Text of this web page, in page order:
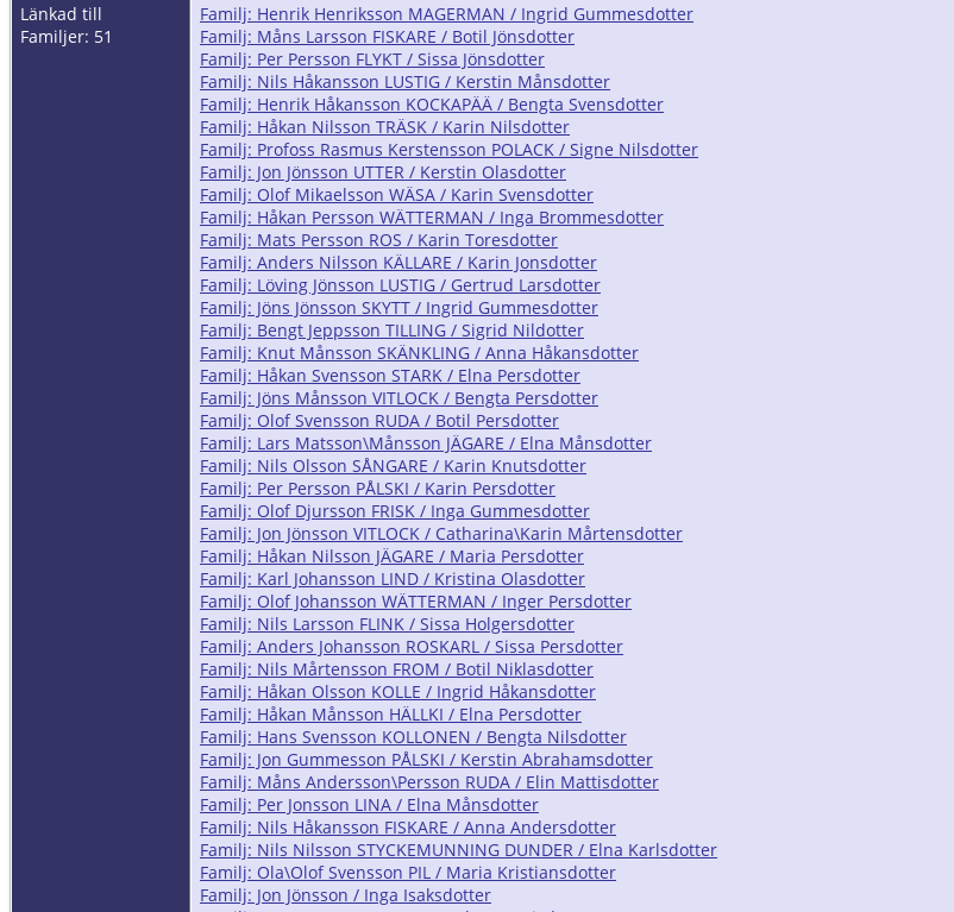
Länkad till
Familjer: 51
Familj: Henrik Henriksson MAGERMAN / Ingrid Gummesdotter
Familj: Måns Larsson FISKARE / Botil Jönsdotter
Familj: Per Persson FLYKT / Sissa Jönsdotter
Familj: Nils Håkansson LUSTIG / Kerstin Månsdotter
Familj: Henrik Håkansson KOCKAPÄÄ / Bengta Svensdotter
Familj: Håkan Nilsson TRÄSK / Karin Nilsdotter
Familj: Profoss Rasmus Kerstensson POLACK / Signe Nilsdotter
Familj: Jon Jönsson UTTER / Kerstin Olasdotter
Familj: Olof Mikaelsson WÄSA / Karin Svensdotter
Familj: Håkan Persson WÄTTERMAN / Inga Brommesdotter
Familj: Mats Persson ROS / Karin Toresdotter
Familj: Anders Nilsson KÄLLARE / Karin Jonsdotter
Familj: Löving Jönsson LUSTIG / Gertrud Larsdotter
Familj: Jöns Jönsson SKYTT / Ingrid Gummesdotter
Familj: Bengt Jeppsson TILLING / Sigrid Nildotter
Familj: Knut Månsson SKÄNKLING / Anna Håkansdotter
Familj: Håkan Svensson STARK / Elna Persdotter
Familj: Jöns Månsson VITLOCK / Bengta Persdotter
Familj: Olof Svensson RUDA / Botil Persdotter
Familj: Lars Matsson\Månsson JÄGARE / Elna Månsdotter
Familj: Nils Olsson SÅNGARE / Karin Knutsdotter
Familj: Per Persson PÅLSKI / Karin Persdotter
Familj: Olof Djursson FRISK / Inga Gummesdotter
Familj: Jon Jönsson VITLOCK / Catharina\Karin Mårtensdotter
Familj: Håkan Nilsson JÄGARE / Maria Persdotter
Familj: Karl Johansson LIND / Kristina Olasdotter
Familj: Olof Johansson WÄTTERMAN / Inger Persdotter
Familj: Nils Larsson FLINK / Sissa Holgersdotter
Familj: Anders Johansson ROSKARL / Sissa Persdotter
Familj: Nils Mårtensson FROM / Botil Niklasdotter
Familj: Håkan Olsson KOLLE / Ingrid Håkansdotter
Familj: Håkan Månsson HÄLLKI / Elna Persdotter
Familj: Hans Svensson KOLLONEN / Bengta Nilsdotter
Familj: Jon Gummesson PÅLSKI / Kerstin Abrahamsdotter
Familj: Måns Andersson\Persson RUDA / Elin Mattisdotter
Familj: Per Jonsson LINA / Elna Månsdotter
Familj: Nils Håkansson FISKARE / Anna Andersdotter
Familj: Nils Nilsson STYCKEMUNNING DUNDER / Elna Karlsdotter
Familj: Ola\Olof Svensson PIL / Maria Kristiansdotter
Familj: Jon Jönsson / Inga Isaksdotter